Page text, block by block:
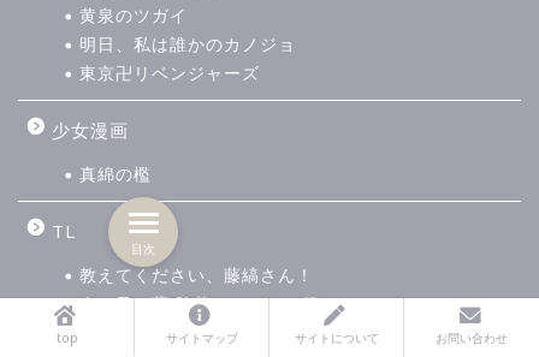
黄泉のツガイ
明日、私は誰かのカノジョ
東京卍リベンジャーズ
少女漫画
真綿の檻
TL
教えてください、藤縞さん！
奈々子と薫 堕落していく、僕たちは。
top サイトマップ サイトについて お問い合わせ
目次